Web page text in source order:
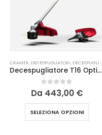
CRAMER, DECESPUGLIATORI, DECESPUGLIATORI ELETTRICI ED A BATTERIA
Decespugliatore T16 Optimus Cramer
Su 5
Da 443,00 €
SELEZIONA OPZIONI